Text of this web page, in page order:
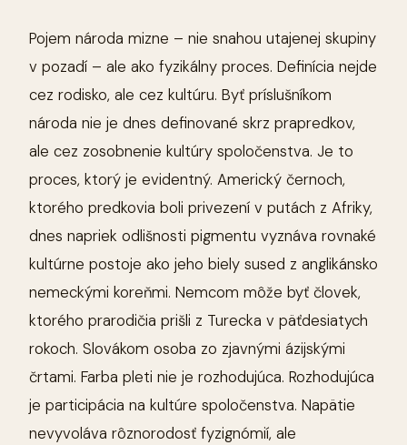
Pojem národa mizne – nie snahou utajenej skupiny
v pozadí – ale ako fyzikálny proces. Definícia nejde
cez rodisko, ale cez kultúru. Byť príslušníkom
národa nie je dnes definované skrz prapredkov,
ale cez zosobnenie kultúry spoločenstva. Je to
proces, ktorý je evidentný. Americký černoch,
ktorého predkovia boli privezení v putách z Afriky,
dnes napriek odlišnosti pigmentu vyznáva rovnaké
kultúrne postoje ako jeho biely sused z anglikánsko
nemeckými koreňmi. Nemcom môže byť človek,
ktorého prarodičia prišli z Turecka v päťdesiatych
rokoch. Slovákom osoba zo zjavnými ázijskými
črtami. Farba pleti nie je rozhodujúca. Rozhodujúca
je participácia na kultúre spoločenstva. Napätie
nevyvoláva rôznorodosť fyzignómií, ale